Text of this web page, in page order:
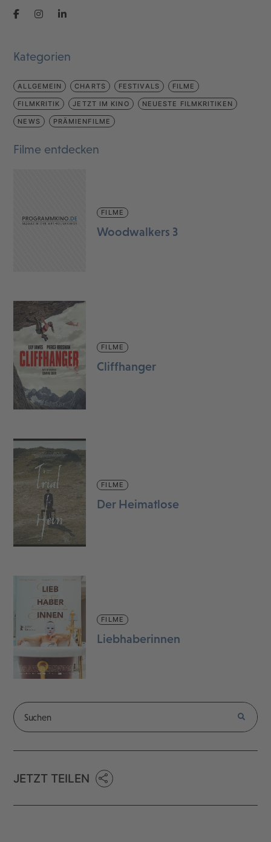
Kategorien
ALLGEMEIN CHARTS FESTIVALS FILME
FILMKRITIK JETZT IM KINO NEUESTE FILMKRITIKEN
NEWS PRÄMIENFILME
Filme entdecken
FILME
Woodwalkers 3
FILME
Cliffhanger
FILME
Der Heimatlose
FILME
Liebhaberinnen
JETZT TEILEN